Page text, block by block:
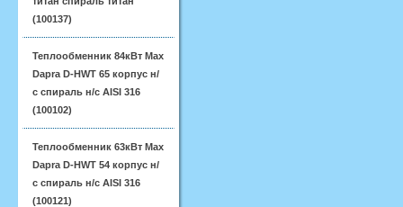
(100137)
Теплообменник 84кВт Max
Dapra D-HWT 65 корпус н/
с спираль н/с AISI 316
(100102)
Теплообменник 63кВт Max
Dapra D-HWT 54 корпус н/
с спираль н/с AISI 316
(100121)